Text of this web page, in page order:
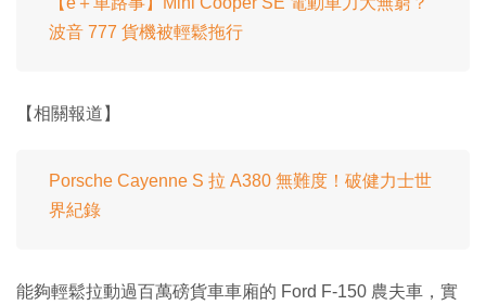
波音 777 貨機被輕鬆拖行
【相關報道】
Porsche Cayenne S 拉 A380 無難度！破健力士世
界紀錄
能夠輕鬆拉動過百萬磅貨車車廂的 Ford F-150 農夫車，實